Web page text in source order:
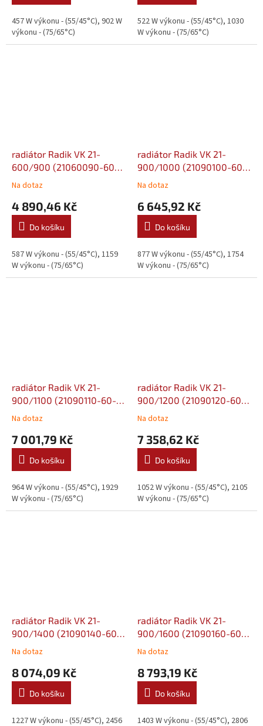
457 W výkonu - (55/45°C), 902 W
výkonu - (75/65°C)
522 W výkonu - (55/45°C), 1030
W výkonu - (75/65°C)
radiátor Radik VK 21-
600/900 (21060090-60-
0010)
Na dotaz
4 890,46 Kč
Do košíku
587 W výkonu - (55/45°C), 1159
W výkonu - (75/65°C)
radiátor Radik VK 21-
900/1000 (21090100-60-
0010)
Na dotaz
6 645,92 Kč
Do košíku
877 W výkonu - (55/45°C), 1754
W výkonu - (75/65°C)
radiátor Radik VK 21-
900/1100 (21090110-60-
0010)
Na dotaz
7 001,79 Kč
Do košíku
964 W výkonu - (55/45°C), 1929
W výkonu - (75/65°C)
radiátor Radik VK 21-
900/1200 (21090120-60-
0010)
Na dotaz
7 358,62 Kč
Do košíku
1052 W výkonu - (55/45°C), 2105
W výkonu - (75/65°C)
radiátor Radik VK 21-
900/1400 (21090140-60-
0010)
Na dotaz
8 074,09 Kč
Do košíku
1227 W výkonu - (55/45°C), 2456
radiátor Radik VK 21-
900/1600 (21090160-60-
0010)
Na dotaz
8 793,19 Kč
Do košíku
1403 W výkonu - (55/45°C), 2806